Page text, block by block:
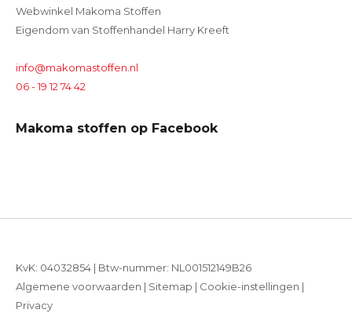
Webwinkel Makoma Stoffen
Eigendom van Stoffenhandel Harry Kreeft
info@makomastoffen.nl
06 - 19 12 74 42
Makoma stoffen op Facebook
KvK: 04032854 | Btw-nummer: NL001512149B26
Algemene voorwaarden | Sitemap | Cookie-instellingen |
Privacy